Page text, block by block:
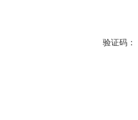
验证码：